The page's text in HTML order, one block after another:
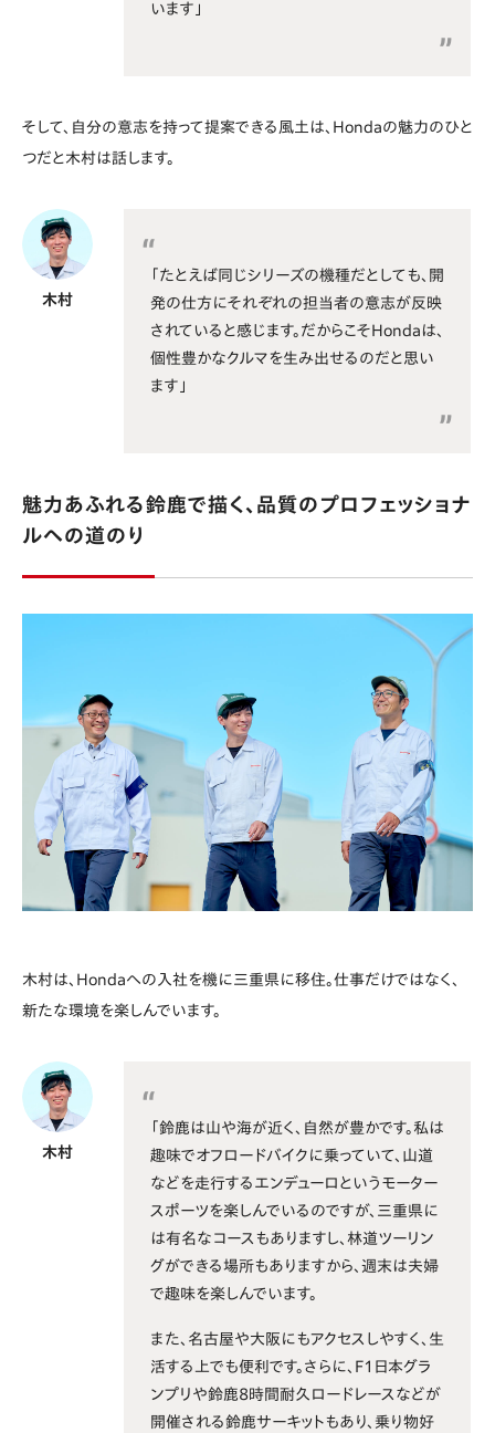
います」
そして、自分の意志を持って提案できる風土は、Hondaの魅力のひと
つだと木村は話します。
木村
「たとえば同じシリーズの機種だとしても、開
発の仕方にそれぞれの担当者の意志が反映
されていると感じます。だからこそHondaは、
個性豊かなクルマを生み出せるのだと思い
ます」
魅力あふれる鈴鹿で描く、品質のプロフェッショナ
ルへの道のり
木村は、Hondaへの入社を機に三重県に移住。仕事だけではなく、
新たな環境を楽しんでいます。
木村
「鈴鹿は山や海が近く、自然が豊かです。私は
趣味でオフロードバイクに乗っていて、山道
などを走行するエンデューロというモーター
スポーツを楽しんでいるのですが、三重県に
は有名なコースもありますし、林道ツーリン
グができる場所もありますから、週末は夫婦
で趣味を楽しんでいます。
また、名古屋や大阪にもアクセスしやすく、生
活する上でも便利です。さらに、F1日本グラ
ンプリや鈴鹿8時間耐久ロードレースなどが
開催される鈴鹿サーキットもあり、乗り物好